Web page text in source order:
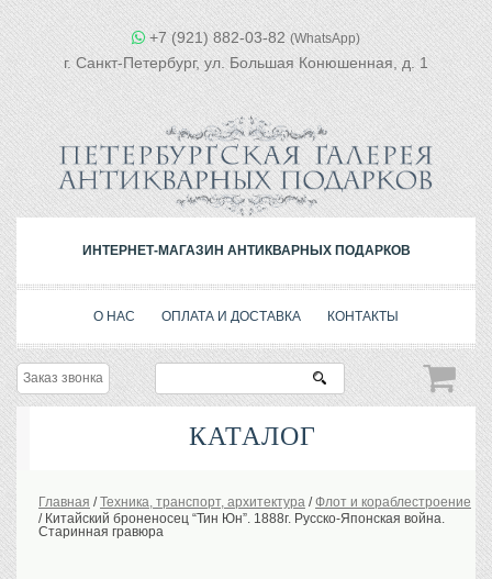
+7 (921) 882-03-82 (WhatsApp)
г. Санкт-Петербург, ул. Большая Конюшенная, д. 1
ИНТЕРНЕТ-МАГАЗИН АНТИКВАРНЫХ ПОДАРКОВ
О НАС ОПЛАТА И ДОСТАВКА КОНТАКТЫ
Заказ звонка
КАТАЛОГ
История Российской империи. Обычаи
Главная /Техника, транспорт, архитектура /Флот и кораблестроение
/ Китайский броненосец “Тин Юн”. 1888г. Русско-Японская война.
Старинная гравюра